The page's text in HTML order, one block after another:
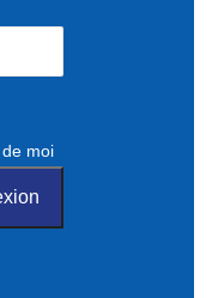
moi